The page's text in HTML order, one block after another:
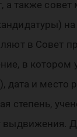
также
в Совет
в котором
и
степень,